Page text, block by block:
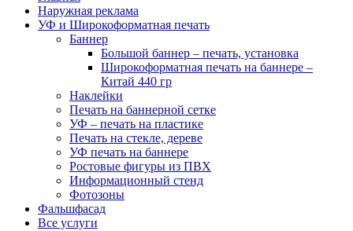
Наружная реклама
УФ и Широкоформатная печать
Баннер
Большой баннер – печать, установка
Широкоформатная печать на баннере –
Китай 440 гр
Наклейки
Печать на баннерной сетке
УФ – печать на пластике
Печать на стекле, дереве
УФ печать на баннере
Ростовые фигуры из ПВХ
Информационный стенд
Фотозоны
Фальшфасад
Все услуги